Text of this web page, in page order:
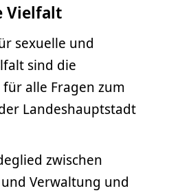
Vielfalt
sexuelle und
sind die
alle Fragen zum
Landeshauptstadt
zwischen
Verwaltung und